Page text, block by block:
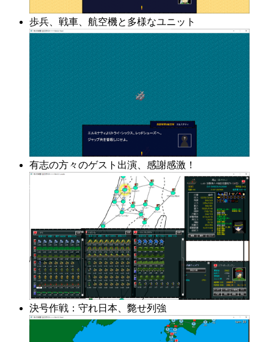
歩兵、戦車、航空機と多様なユニット
有志の方々のゲスト出演、感謝感激！
決号作戦：守れ日本、斃せ列強